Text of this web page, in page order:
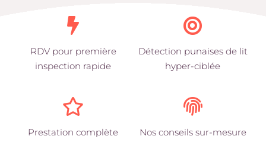
RDV pour première
inspection rapide
Détection punaises de lit
hyper-ciblée
Prestation complète Nos conseils sur-mesure